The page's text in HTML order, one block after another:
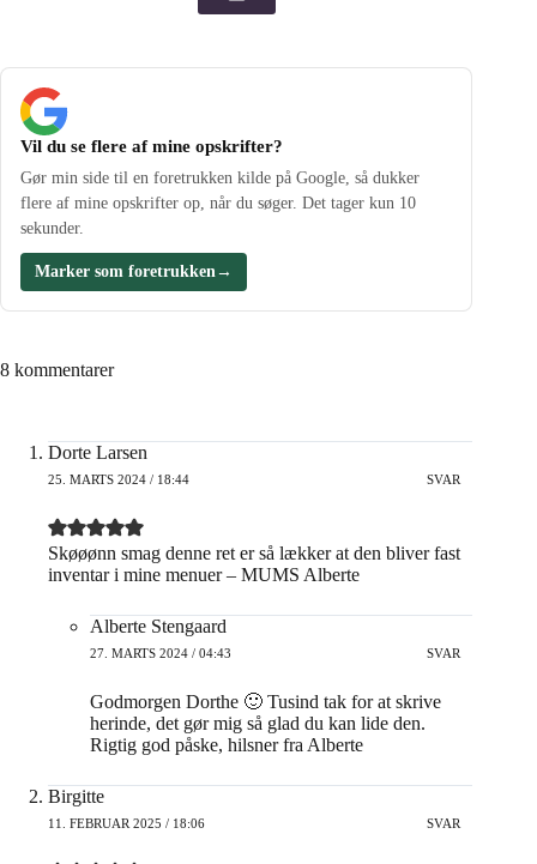
Vil du se flere af mine opskrifter?
Gør min side til en foretrukken kilde på Google, så dukker
flere af mine opskrifter op, når du søger. Det tager kun 10
sekunder.
Marker som foretrukken→
8 kommentarer
Dorte Larsen
25. MARTS 2024 / 18:44 SVAR
Skøøønn smag denne ret er så lækker at den bliver fast
inventar i mine menuer – MUMS Alberte
Alberte Stengaard
27. MARTS 2024 / 04:43 SVAR
Godmorgen Dorthe 🙂 Tusind tak for at skrive
herinde, det gør mig så glad du kan lide den.
Rigtig god påske, hilsner fra Alberte
Birgitte
11. FEBRUAR 2025 / 18:06 SVAR